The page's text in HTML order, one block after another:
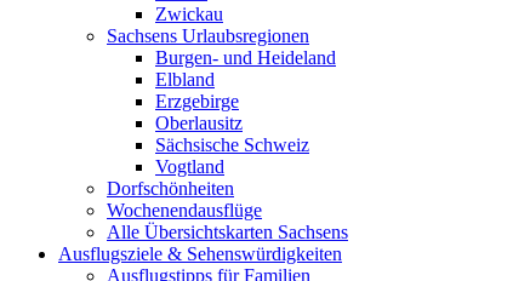
Zwickau
Sachsens Urlaubsregionen
Burgen- und Heideland
Elbland
Erzgebirge
Oberlausitz
Sächsische Schweiz
Vogtland
Dorfschönheiten
Wochenendausflüge
Alle Übersichtskarten Sachsens
Ausflugsziele & Sehenswürdigkeiten
Ausflugstipps für Familien